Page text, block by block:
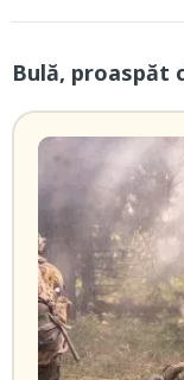
Bulă,